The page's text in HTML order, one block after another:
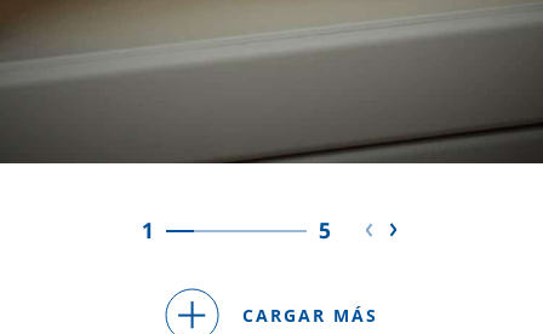
1 5
CARGAR MÁS